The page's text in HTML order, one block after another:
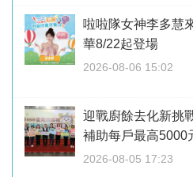
啦啦隊女神李多慧
華8/22起登場
2026-08-06 15:02
迎戰廚餘去化新挑
補助每戶最高
2026-08-05 17:23